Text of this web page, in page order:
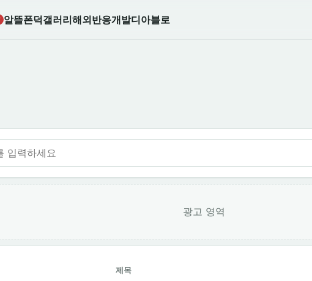
알뜰폰덕갤러리해외반응개발디아블로
광고 영역
제목